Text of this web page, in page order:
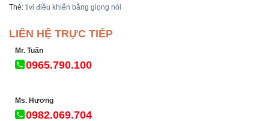
Thẻ: tivi điều khiển bằng giọng nói
LIÊN HỆ TRỰC TIẾP
Mr. Tuấn
0965.790.100
Ms. Hương
0982.069.704